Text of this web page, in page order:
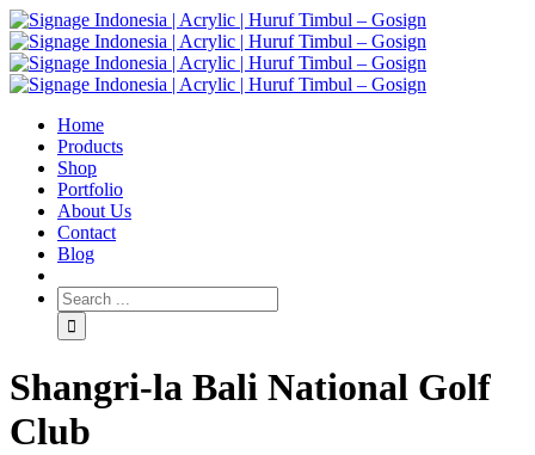
Home
Products
Shop
Portfolio
About Us
Contact
Blog
Shangri-la Bali National Golf
Club